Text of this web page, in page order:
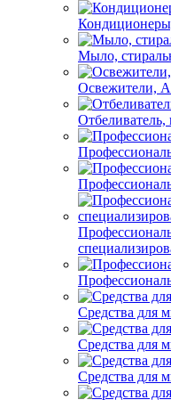
Мыло,
Освежители,
Отбеливатель,
Средства для
Средства для
Средства для